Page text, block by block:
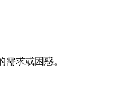
求或困惑。